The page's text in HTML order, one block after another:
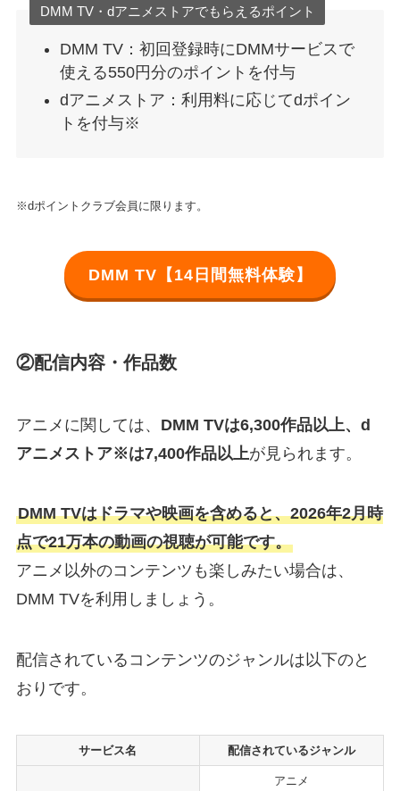
DMM TV・dアニメストアでもらえるポイント
DMM TV：初回登録時にDMMサービスで
使える550円分のポイントを付与
dアニメストア：利用料に応じてdポイン
トを付与※
※dポイントクラブ会員に限ります。
DMM TV【14日間無料体験】
②配信内容・作品数
アニメに関しては、 DMM TVは6,300作品以上、d
アニメストア※は7,400作品以上が見られます。
DMM TVはドラマや映画を含めると、2026年2月時
点で21万本の動画の視聴が可能です。
アニメ以外のコンテンツも楽しみたい場合は、
DMM TVを利用しましょう。
配信されているコンテンツのジャンルは以下のと
おりです。
サービス名 配信されているジャンル
アニメ